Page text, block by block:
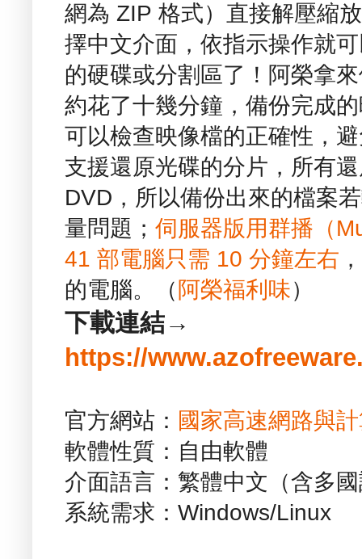
網為 ZIP 格式）直接解壓縮
擇中文介面，依指示操作就
的硬碟或分割區了！阿榮拿
約花了十幾分鐘，備份完成
可以檢查映像檔的正確性，
支援還原光碟的分片，所有
DVD，所以備份出來的檔案
量問題； 伺服器版用群播（
41 部電腦只需 10 分鐘左右
的電腦。（ 阿榮福利味）
下載連結→
https://
官方網站： 國家高速網路與
軟體性質：自由軟體
介面語言：繁體中文（含多
系統需求：Windows/Linux